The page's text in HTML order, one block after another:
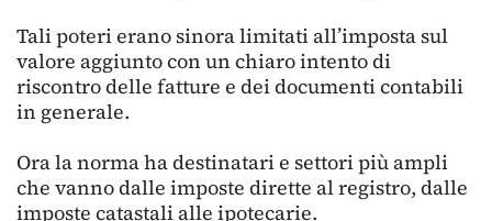
Tali poteri erano sinora limitati all’imposta sul
valore aggiunto con un chiaro intento di
riscontro delle fatture e dei documenti contabili
in generale.
Ora la norma ha destinatari e settori più ampli
che vanno dalle imposte dirette al registro, dalle
imposte catastali alle ipotecarie.